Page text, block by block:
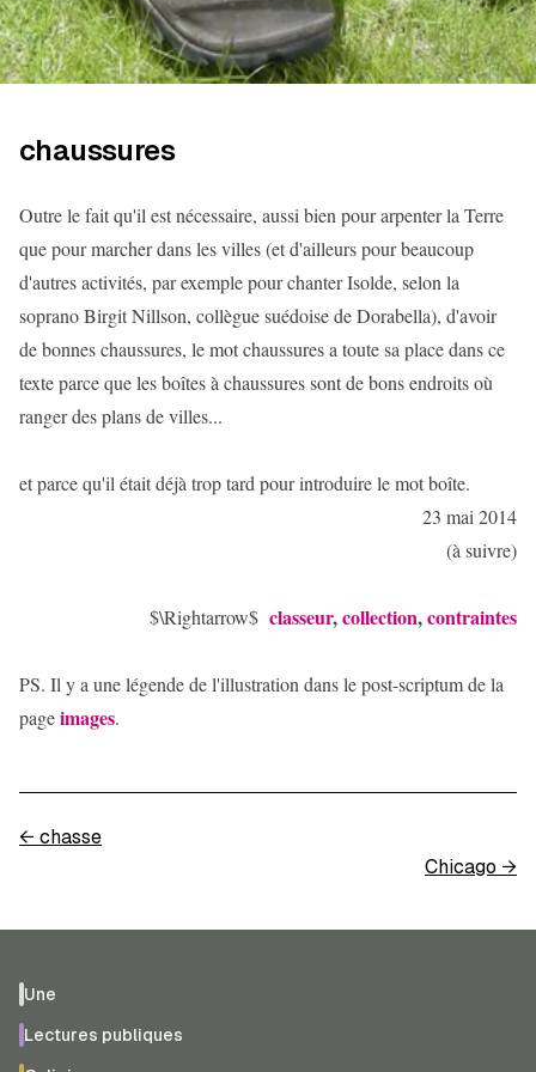
chaussures
Outre le fait qu'il est nécessaire, aussi bien pour arpenter la Terre
que pour marcher dans les villes (et d'ailleurs pour beaucoup
d'autres activités, par exemple pour chanter Isolde, selon la
soprano Birgit Nillson, collègue suédoise de Dorabella), d'avoir
de bonnes chaussures, le mot chaussures a toute sa place dans ce
texte parce que les boîtes à chaussures sont de bons endroits où
ranger des plans de villes...
et parce qu'il était déjà trop tard pour introduire le mot boîte.
23 mai 2014
(à suivre)
$\Rightarrow$ classeur,collection,contraintes
PS. Il y a une légende de l'illustration dans le post-scriptum de la
pageimages.
← chasse
Chicago →
Une
Lectures publiques